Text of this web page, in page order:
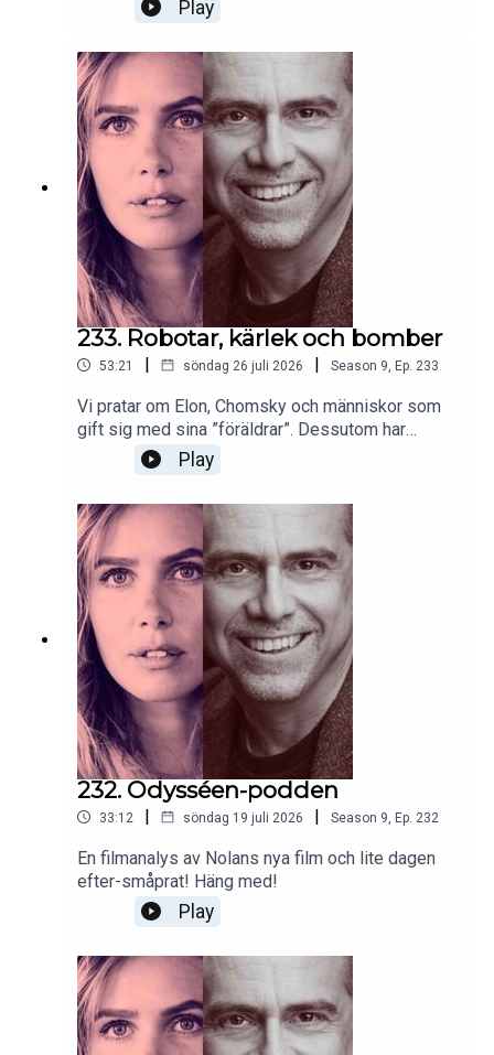
Play
233. Robotar, kärlek och bomber
53:21 | söndag 26 juli 2026 | Season 9, Ep. 233
Vi pratar om Elon, Chomsky och människor som
gift sig med sina ”föräldrar”. Dessutom har
Victoria förstått vilken märklig kvinnogrupp hon
tillhör. Och Christer berättar häpnadsväckande
saker om Japans syn på vad som är levande.
Play
232. Odysséen-podden
33:12 | söndag 19 juli 2026 | Season 9, Ep. 232
En filmanalys av Nolans nya film och lite dagen
efter-småprat! Häng med!
Play